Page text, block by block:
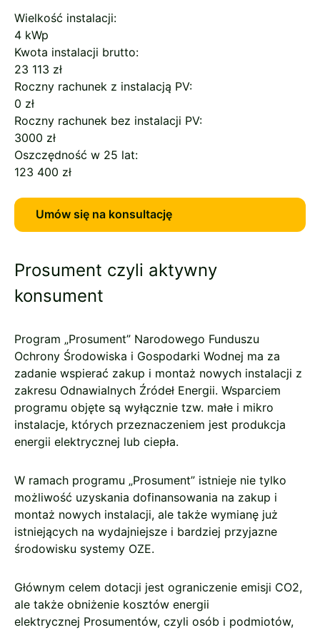
Wielkość instalacji:
4 kWp
Kwota instalacji brutto:
23 113 zł
Roczny rachunek z instalacją PV:
0 zł
Roczny rachunek bez instalacji PV:
3000 zł
Oszczędność w 25 lat:
123 400 zł
Umów się na konsultację
Prosument czyli aktywny
konsument
Program „Prosument” Narodowego Funduszu
Ochrony Środowiska i Gospodarki Wodnej ma za
zadanie wspierać zakup i montaż nowych instalacji z
zakresu Odnawialnych Źródeł Energii. Wsparciem
programu objęte są wyłącznie tzw. małe i mikro
instalacje, których przeznaczeniem jest produkcja
energii elektrycznej lub ciepła.
W ramach programu „Prosument” istnieje nie tylko
możliwość uzyskania dofinansowania na zakup i
montaż nowych instalacji, ale także wymianę już
istniejących na wydajniejsze i bardziej przyjazne
środowisku systemy OZE.
Głównym celem dotacji jest ograniczenie emisji CO2,
ale także obniżenie kosztów energii
elektrycznej Prosumentów, czyli osób i podmiotów,